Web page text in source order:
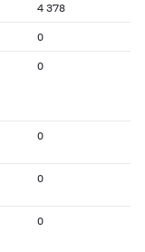
4 378
0
0
0
0
0